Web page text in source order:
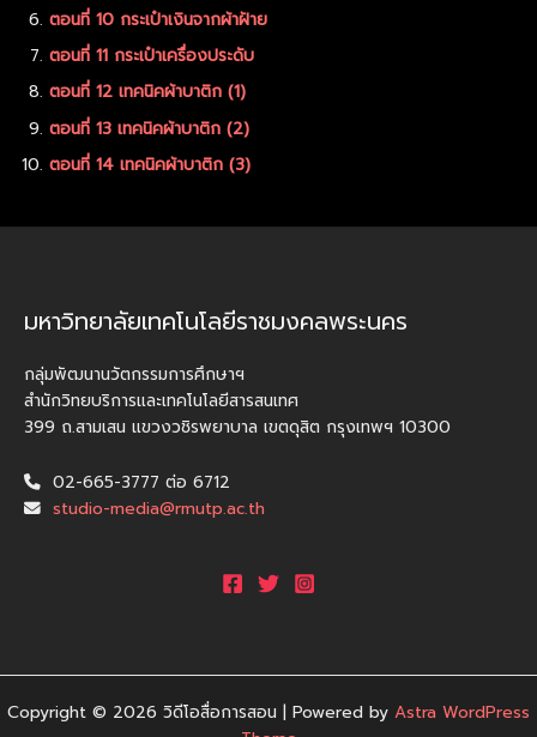
ตอนที่ 10 กระเป๋าเงินจากผ้าฝ้าย
ตอนที่ 11 กระเป๋าเครื่องประดับ
ตอนที่ 12 เทคนิคผ้าบาติก (1)
ตอนที่ 13 เทคนิคผ้าบาติก (2)
ตอนที่ 14 เทคนิคผ้าบาติก (3)
มหาวิทยาลัยเทคโนโลยีราชมงคลพระนคร
กลุ่มพัฒนานวัตกรรมการศึกษาฯ
สำนักวิทยบริการและเทคโนโลยีสารสนเทศ
399 ถ.สามเสน แขวงวชิรพยาบาล เขตดุสิต กรุงเทพฯ 10300
02-665-3777 ต่อ 6712
studio-media@rmutp.ac.th
Copyright © 2026 วิดีโอสื่อการสอน | Powered by Astra WordPress